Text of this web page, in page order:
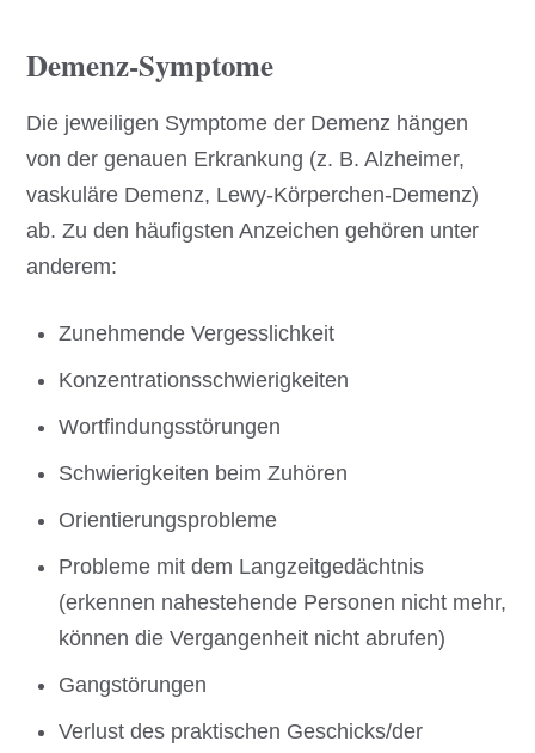
Demenz-Symptome
Die jeweiligen Symptome der Demenz hängen
von der genauen Erkrankung (z. B. Alzheimer,
vaskuläre Demenz, Lewy-Körperchen-Demenz)
ab. Zu den häufigsten Anzeichen gehören unter
anderem:
Zunehmende Vergesslichkeit
Konzentrationsschwierigkeiten
Wortfindungsstörungen
Schwierigkeiten beim Zuhören
Orientierungsprobleme
Probleme mit dem Langzeitgedächtnis
(erkennen nahestehende Personen nicht mehr,
können die Vergangenheit nicht abrufen)
Gangstörungen
Verlust des praktischen Geschicks/der